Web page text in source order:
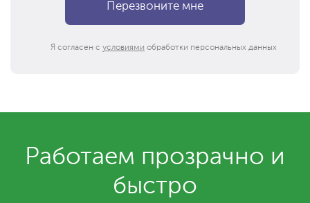
Я согласен с условиями обработки персональных данных
Работаем прозрачно и
быстро